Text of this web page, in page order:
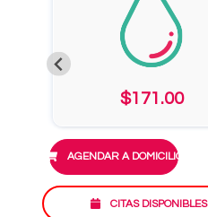
$171.00
AGENDAR A DOMICILIO
CITAS DISPONIBLES